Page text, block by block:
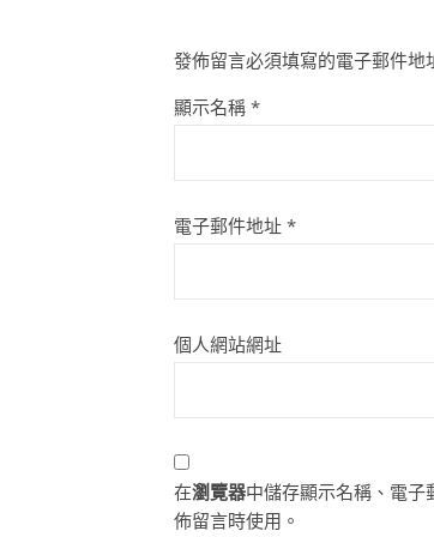
發佈留言必須填寫的電子郵件地
顯示名稱 *
電子郵件地址 *
個人網站網址
在瀏覽器中儲存顯示名稱、電
佈留言時使用。